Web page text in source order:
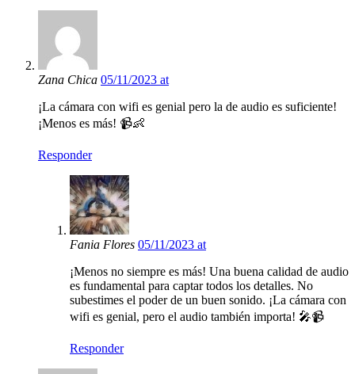
Zana Chica 05/11/2023 at
¡La cámara con wifi es genial pero la de audio es suficiente!
¡Menos es más! 📹👶
Responder
Fania Flores 05/11/2023 at
¡Menos no siempre es más! Una buena calidad de audio
es fundamental para captar todos los detalles. No
subestimes el poder de un buen sonido. ¡La cámara con
wifi es genial, pero el audio también importa! 🎤📹
Responder